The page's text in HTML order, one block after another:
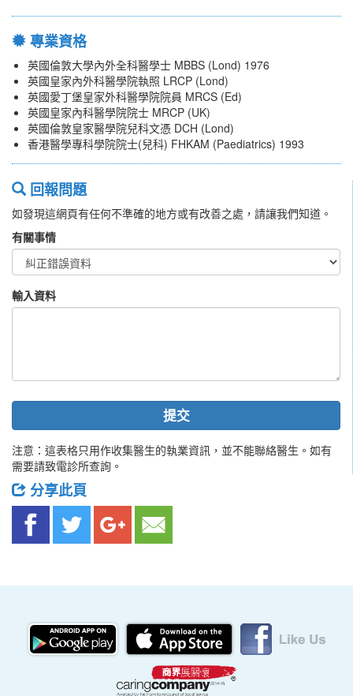
專業資格
英國倫敦大學內外全科醫學士 MBBS (Lond) 1976
英國皇家內外科醫學院執照 LRCP (Lond)
英國愛丁堡皇家外科醫學院院員 MRCS (Ed)
英國皇家內科醫學院院士 MRCP (UK)
英國倫敦皇家醫學院兒科文憑 DCH (Lond)
香港醫學專科學院院士(兒科) FHKAM (Paediatrics) 1993
回報問題
如發現這網頁有任何不準確的地方或有改善之處，請讓我們知道。
有關事情
輸入資料
提交
注意：這表格只用作收集醫生的執業資訊，並不能聯絡醫生。如有
需要請致電診所查詢。
分享此頁